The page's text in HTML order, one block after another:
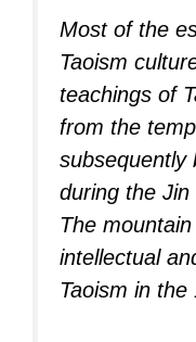
Most of the
Taoism
teachings of
from the
subsequently
during the Jin
The
intellectual
Taoism in the